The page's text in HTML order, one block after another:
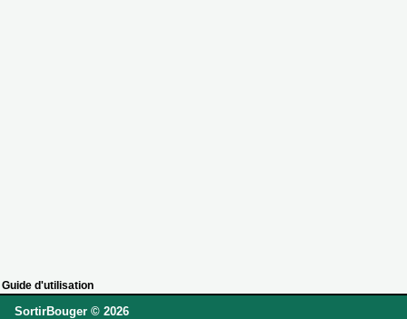
Guide d'utilisation
SortirBouger © 2026